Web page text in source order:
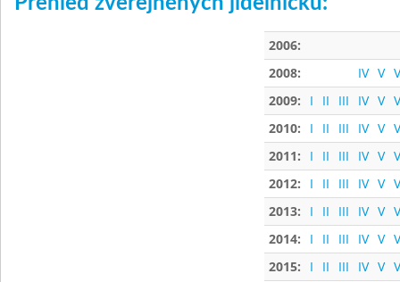
2006:
2008:
IV V
2009:
I II III IV V
2010:
I II III IV V
2011:
I II III IV V
2012:
I II III IV V
2013:
I II III IV V
2014:
I II III IV V
2015:
I II III IV V